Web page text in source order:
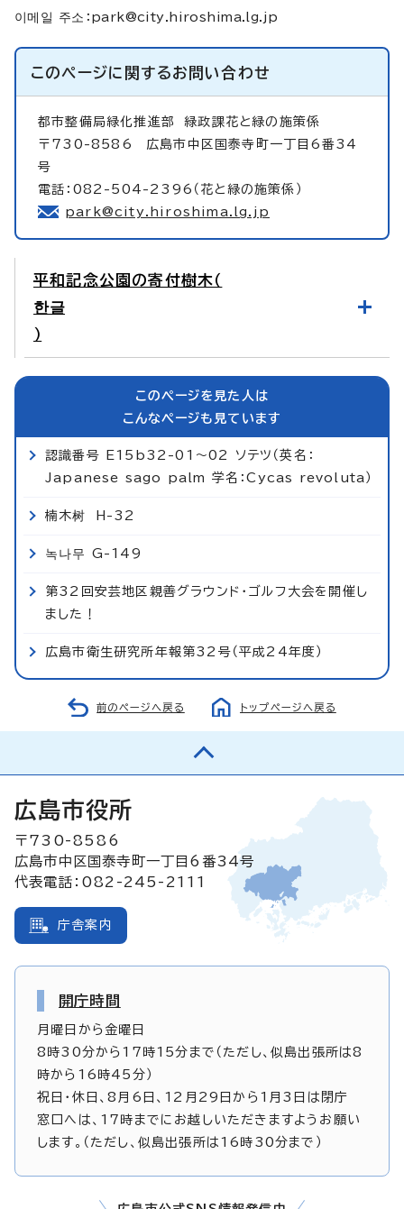
이메일 주소： park@city.hiroshima.lg.jp
このページに関するお問い合わせ
都市整備局緑化推進部緑政課花と緑の施策係
〒730-8586 広島市中区国泰寺町一丁目6番34
号
電話：082-504-2396（花と緑の施策係）
park@city.hiroshima.lg.jp
平和記念公園の寄付樹木（
한글
）
このページを見た人は
こんなページも見ています
認識番号 E15b32-01～02 ソテツ（英名：
Japanese sago palm 学名：Cycas revoluta）
楠木树 H-32
녹나무 G-149
第32回安芸地区親善グラウンド・ゴルフ大会を開催し
ました！
広島市衛生研究所年報第32号（平成24年度）
前のページへ戻る トップページへ戻る
広島市役所
〒730-8586
広島市中区国泰寺町一丁目6番34号
代表電話：082-245-2111
庁舎案内
開庁時間
月曜日から金曜日
8時30分から17時15分まで（ただし、似島出張所は8
時から16時45分）
祝日・休日、8月6日、12月29日から1月3日は閉庁
窓口へは、17時までにお越しいただきますようお願い
します。（ただし、似島出張所は16時30分まで）